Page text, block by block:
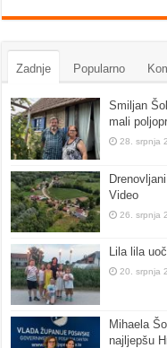
Zadnje Popularno
Smiljan
mali
28. srpnja
Video
26. srpnja
Lila lila
20. srpnja
Mihaela
najljepšu